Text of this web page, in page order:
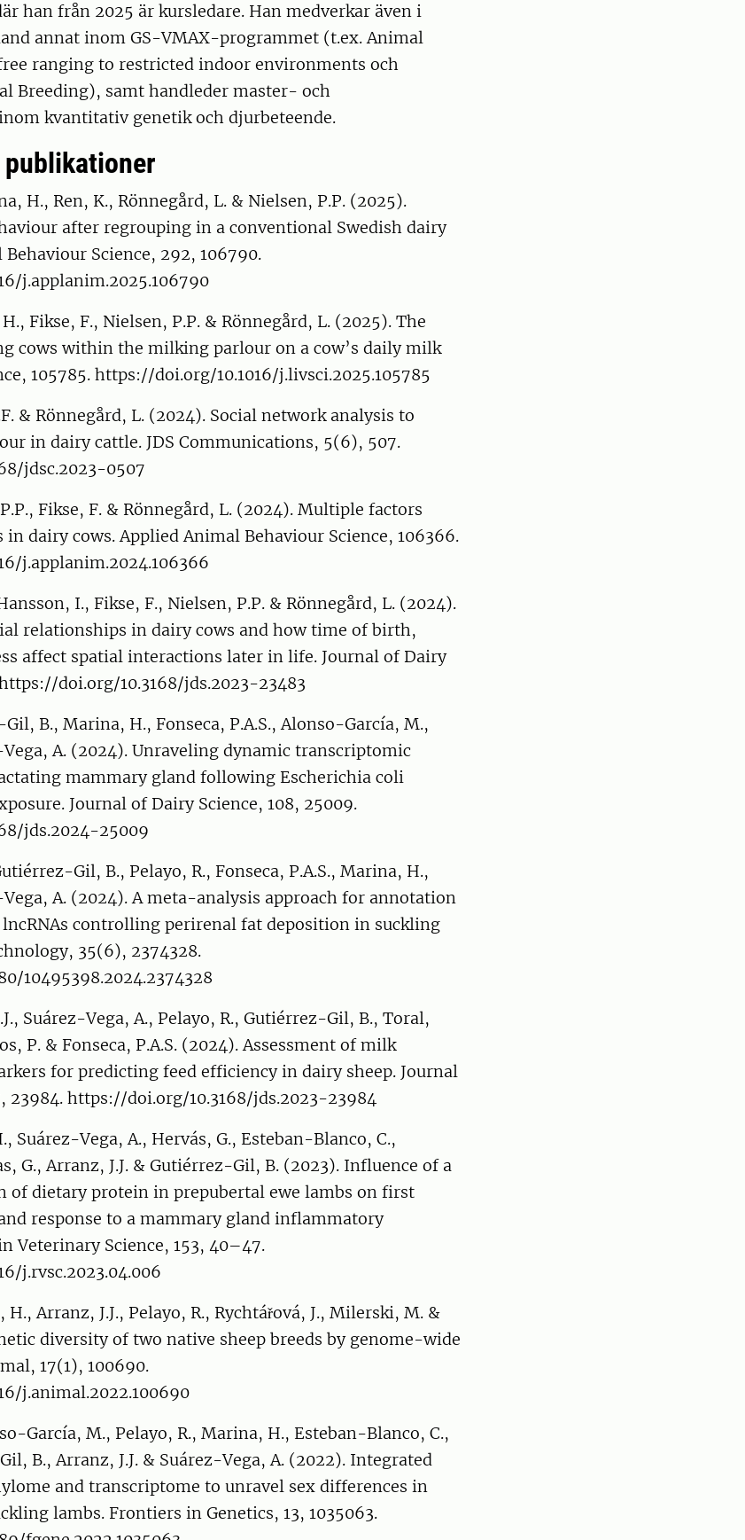
han från 2025 är kursledare. Han medverkar även i
annat inom GS-VMAX-programmet (t.ex. Animal
ranging to restricted indoor environments och
Breeding), samt handleder master- och
kvantitativ genetik och djurbeteende.
H., Ren, K., Rönnegård, L. & Nielsen, P.P. (2025).
after regrouping in a conventional Swedish dairy
Science, 292, 106790.
j.applanim.2025.106790
Fikse, F., Nielsen, P.P. & Rönnegård, L. (2025). The
cows within the milking parlour on a cow’s daily milk
105785. https://doi.org/10.1016/j.livsci.2025.105785
& Rönnegård, L. (2024). Social network analysis to
in dairy cattle. JDS Communications, 5(6), 507.
jdsc.2023-0507
Fikse, F. & Rönnegård, L. (2024). Multiple factors
in dairy cows. Applied Animal Behaviour Science, 106366.
j.applanim.2024.106366
I., Fikse, F., Nielsen, P.P. & Rönnegård, L. (2024).
relationships in dairy cows and how time of birth,
affect spatial interactions later in life. Journal of Dairy
doi.org/10.3168/jds.2023-23483
B., Marina, H., Fonseca, P.A.S., Alonso-García, M.,
Vega, A. (2024). Unraveling dynamic transcriptomic
mammary gland following Escherichia coli
Journal of Dairy Science, 108, 25009.
jds.2024-25009
Gil, B., Pelayo, R., Fonseca, P.A.S., Marina, H.,
Vega, A. (2024). A meta-analysis approach for annotation
controlling perirenal fat deposition in suckling
35(6), 2374328.
10495398.2024.2374328
Suárez-Vega, A., Pelayo, R., Gutiérrez-Gil, B., Toral,
P. & Fonseca, P.A.S. (2024). Assessment of milk
for predicting feed efficiency in dairy sheep. Journal
23984. https://doi.org/10.3168/jds.2023-23984
Suárez-Vega, A., Hervás, G., Esteban-Blanco, C.,
G., Arranz, J.J. & Gutiérrez-Gil, B. (2023). Influence of a
of dietary protein in prepubertal ewe lambs on first
response to a mammary gland inflammatory
Veterinary Science, 153, 40–47.
j.rvsc.2023.04.006
Arranz, J.J., Pelayo, R., Rychtářová, J., Milerski, M. &
diversity of two native sheep breeds by genome-wide
17(1), 100690.
j.animal.2022.100690
García, M., Pelayo, R., Marina, H., Esteban-Blanco, C.,
B., Arranz, J.J. & Suárez-Vega, A. (2022). Integrated
and transcriptome to unravel sex differences in
lambs. Frontiers in Genetics, 13, 1035063.